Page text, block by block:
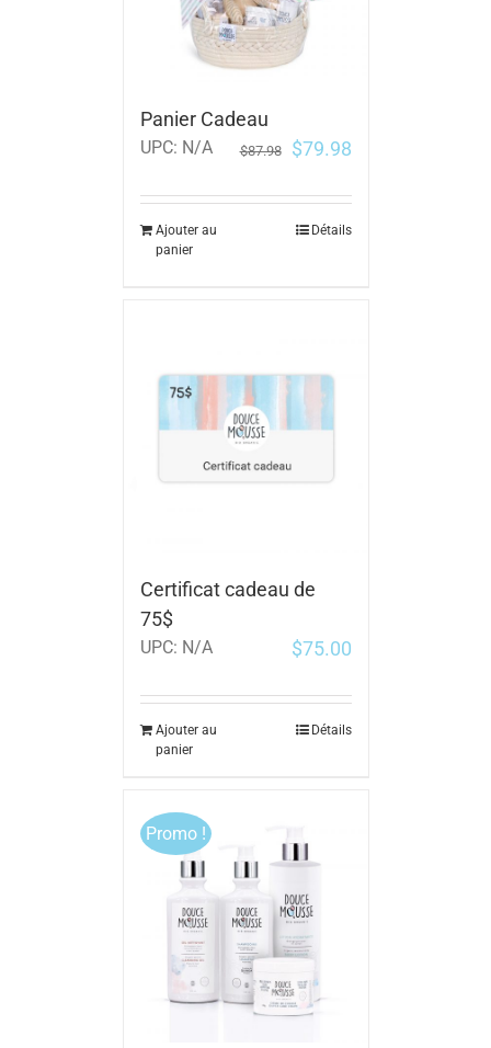
Panier Cadeau
UPC: N/A $87.98 $79.98
Ajouter au
panier
Détails
Certificat cadeau de
75$
UPC: N/A $75.00
Ajouter au
panier
Détails
Promo !